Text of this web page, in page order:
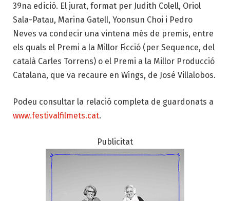
39na edició. El jurat, format per Judith Colell, Oriol
Sala-Patau, Marina Gatell, Yoonsun Choi i Pedro
Neves va condecir una vintena més de premis, entre
els quals el Premi a la Millor Ficció (per Sequence, del
català Carles Torrens) o el Premi a la Millor Producció
Catalana, que va recaure en Wings, de José Villalobos.
Podeu consultar la relació completa de guardonats a
www.festivalfilmets.cat.
Publicitat